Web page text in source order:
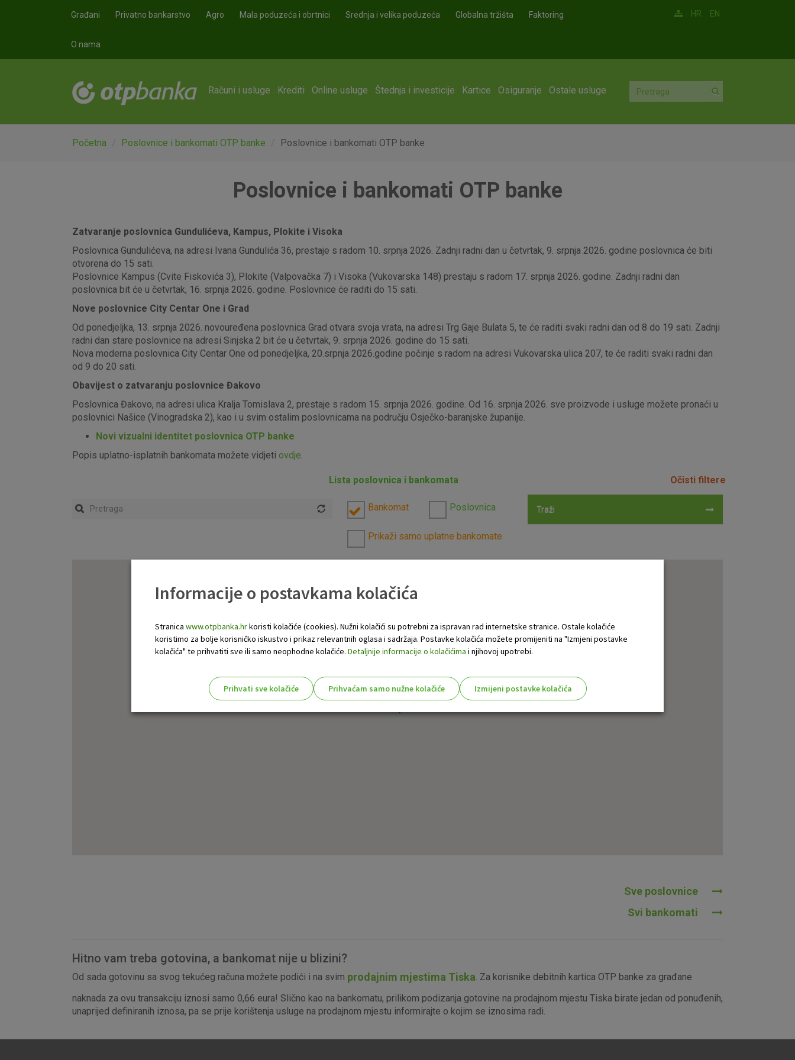
Građani Privatno bankarstvo Agro Mala poduzeća i obrtnici Srednja i velika poduzeća Globalna tržišta Faktoring
O nama
HR EN
Računi i usluge Krediti Online usluge Štednja i investicije Kartice Osiguranje Ostale usluge
Početna Poslovnice i bankomati OTP banke Poslovnice i bankomati OTP banke
Poslovnice i bankomati OTP banke
Zatvaranje poslovnica Gundulićeva, Kampus, Plokite i Visoka
Poslovnica Gundulićeva, na adresi Ivana Gundulića 36, prestaje s radom 10. srpnja 2026. Zadnji radni dan u četvrtak, 9. srpnja 2026. godine poslovnica će biti
otvorena do 15 sati.
Poslovnice Kampus (Cvite Fiskovića 3), Plokite (Valpovačka 7) i Visoka (Vukovarska 148) prestaju s radom 17. srpnja 2026. godine. Zadnji radni dan
poslovnica bit će u četvrtak, 16. srpnja 2026. godine. Poslovnice će raditi do 15 sati.
Nove poslovnice City Centar One i Grad
Od ponedjeljka, 13. srpnja 2026. novouređena poslovnica Grad otvara svoja vrata, na adresi Trg Gaje Bulata 5, te će raditi svaki radni dan od 8 do 19 sati. Zadnji
radni dan stare poslovnice na adresi Sinjska 2 bit će u četvrtak, 9. srpnja 2026. godine do 15 sati.
Nova moderna poslovnica City Centar One od ponedjeljka, 20.srpnja 2026.godine počinje s radom na adresi Vukovarska ulica 207, te će raditi svaki radni dan
od 9 do 20 sati.
Obavijest o zatvaranju poslovnice Đakovo
Poslovnica Đakovo, na adresi ulica Kralja Tomislava 2, prestaje s radom 15. srpnja 2026. godine. Od 16. srpnja 2026. sve proizvode i usluge možete pronaći u
poslovnici Našice (Vinogradska 2), kao i u svim ostalim poslovnicama na području Osječko-baranjske županije.
Novi vizualni identitet poslovnica OTP banke
Popis uplatno-isplatnih bankomata možete vidjeti ovdje.
Lista poslovnica i bankomata Očisti filtere
Bankomat Poslovnica Traži
Prikaži samo uplatne bankomate
Sve poslovnice
Svi bankomati
Hitno vam treba gotovina, a bankomat nije u blizini?
Od sada gotovinu sa svog tekućeg računa možete podići i na svim prodajnim mjestima Tiska. Za korisnike debitnih kartica OTP banke za građane
naknada za ovu transakciju iznosi samo 0,66 eura! Slično kao na bankomatu, prilikom podizanja gotovine na prodajnom mjestu Tiska birate jedan od ponuđenih,
unaprijed definiranih iznosa, pa se prije korištenja usluge na prodajnom mjestu informirajte o kojim se iznosima radi.
Informacije o postavkama kolačića
Stranica www.otpbanka.hrkoristi kolačiće (cookies). Nužni kolačići su potrebni za ispravan rad internetske stranice. Ostale kolačiće
koristimo za bolje korisničko iskustvo i prikaz relevantnih oglasa i sadržaja. Postavke kolačića možete promijeniti na "Izmjeni postavke
kolačića" te prihvatiti sve ili samo neophodne kolačiće. Detaljnije informacije o kolačićima i njihovoj upotrebi.
Prihvati sve kolačiće Prihvaćam samo nužne kolačiće
Izmijeni postavke kolačića
Marketinški